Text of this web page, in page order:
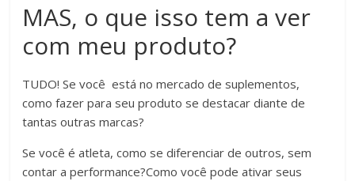
MAS, o que isso tem a ver
com meu produto?
TUDO! Se você está no mercado de suplementos,
como fazer para seu produto se destacar diante de
tantas outras marcas?
Se você é atleta, como se diferenciar de outros, sem
contar a performance?Como você pode ativar seus